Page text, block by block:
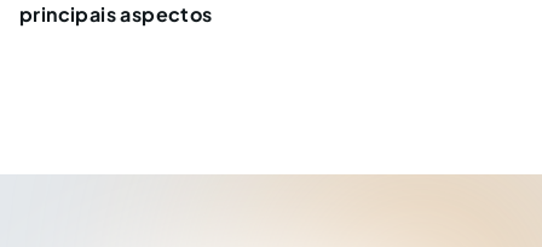
principais aspectos